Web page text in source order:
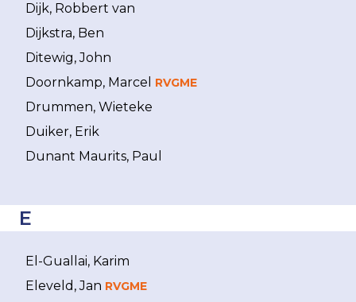
Dijk, Robbert van
Dijkstra, Ben
Ditewig, John
Doornkamp, Marcel RVGME
Drummen, Wieteke
Duiker, Erik
Dunant Maurits, Paul
E
El-Guallai, Karim
Eleveld, Jan RVGME